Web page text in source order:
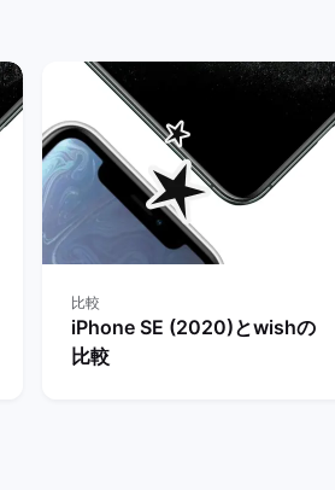
比較
iPhone SE (2020)とwishの
比較